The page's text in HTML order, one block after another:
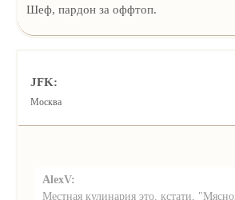
Шеф, пардон за оффтоп.
JFK:
Москва
AlexV:
Местная кулинария это, кстати,